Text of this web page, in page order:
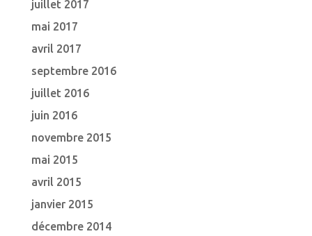
juillet 2017
mai 2017
avril 2017
septembre 2016
juillet 2016
juin 2016
novembre 2015
mai 2015
avril 2015
janvier 2015
décembre 2014